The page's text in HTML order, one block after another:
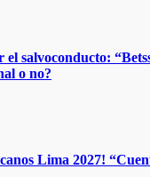
salvoconducto:
o no?
Lima 2027!